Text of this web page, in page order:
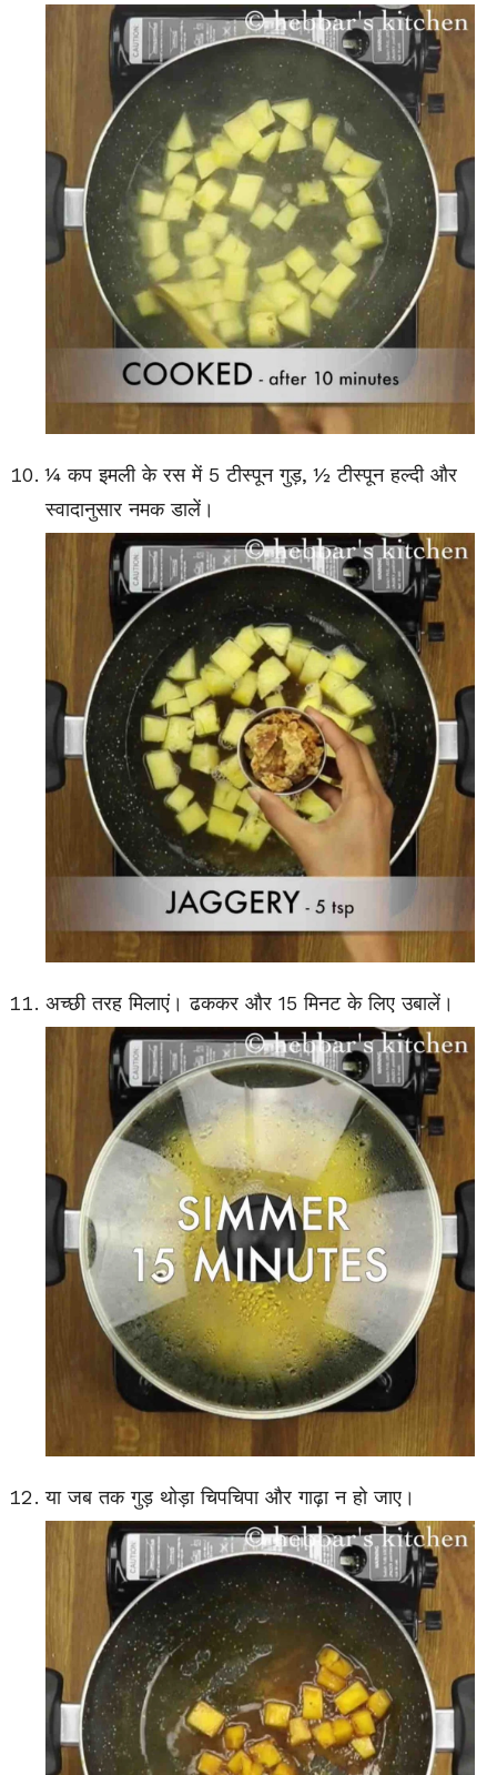
¼ कप इमली के रस में 5 टीस्पून गुड़, ½ टीस्पून हल्दी और
स्वादानुसार नमक डालें।
अच्छी तरह मिलाएं। ढककर और 15 मिनट के लिए उबालें।
या जब तक गुड़ थोड़ा चिपचिपा और गाढ़ा न हो जाए।